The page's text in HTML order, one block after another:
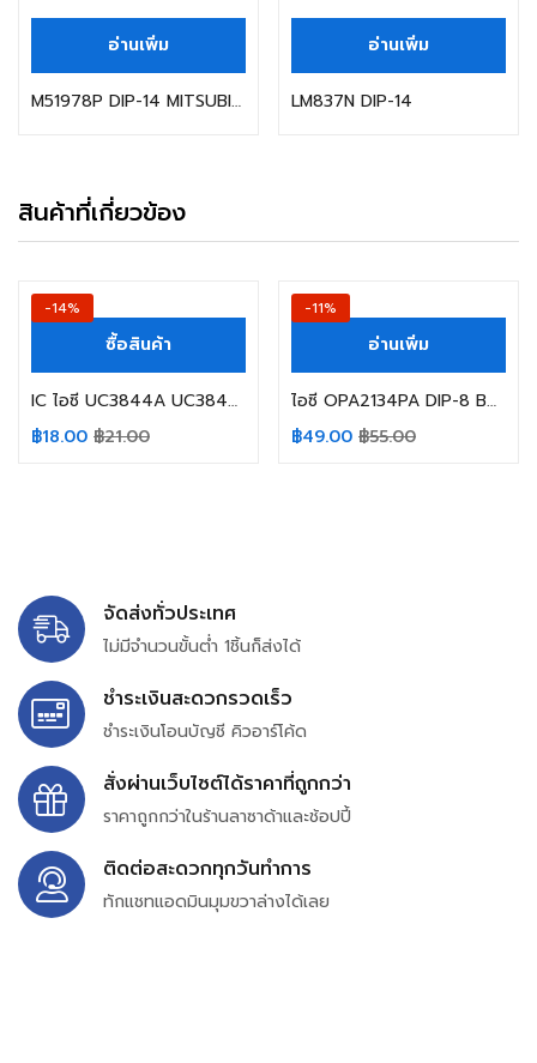
อ่านเพิ่ม
M51978P DIP-14 MITSUBISHI
อ่านเพิ่ม
LM837N DIP-14
สินค้าที่เกี่ยวข้อง
-14%
ซื้อสินค้า
IC ไอซี UC3844A UC3844 DIP-8 IT
฿18.00 ฿21.00
-11%
อ่านเพิ่ม
ไอซี OPA2134PA DIP-8 BB IC ระบบเสียง
฿49.00 ฿55.00
จัดส่งทั่วประเทศ
ไม่มีจำนวนขั้นต่ำ 1ชิ้นก็ส่งได้
ชำระเงินสะดวกรวดเร็ว
ชำระเงินโอนบัญชี คิวอาร์โค้ด
สั่งผ่านเว็บไซต์ได้ราคาที่ถูกกว่า
ราคาถูกกว่าในร้านลาซาด้าและช้อปปี้
ติดต่อสะดวกทุกวันทำการ
ทักแชทแอดมินมุมขวาล่างได้เลย